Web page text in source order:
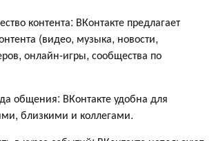
контента: ВКонтакте предлагает
(видео, музыка, новости,
онлайн-игры, сообщества по
общения: ВКонтакте удобна для
близкими и коллегами.